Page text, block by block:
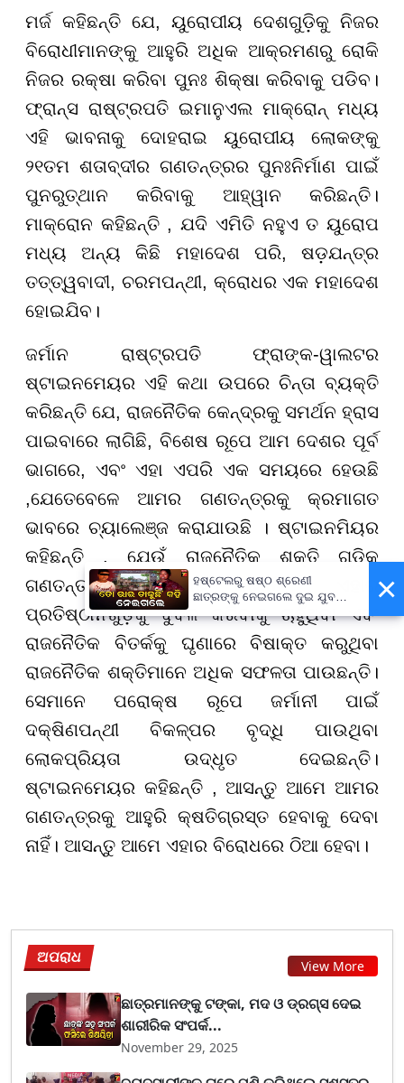
ମର୍ଜ କହିଛନ୍ତି ଯେ, ୟୁରୋପୀୟ ଦେଶଗୁଡ଼ିକୁ ନିଜର
ବିରୋଧୀମାନଙ୍କୁ ଆହୁରି ଅଧିକ ଆକ୍ରମଣରୁ ରୋକି
ନିଜର ରକ୍ଷା କରିବା ପୁନଃ ଶିକ୍ଷା କରିବାକୁ ପଡିବ।
ଫ୍ରାନ୍ସ ରାଷ୍ଟ୍ରପତି ଇମାନୁଏଲ ମାକ୍ରୋନ୍‌ ମଧ୍ୟ
ଏହି ଭାବନାକୁ ଦୋହରାଇ ୟୁରୋପୀୟ ଲୋକଙ୍କୁ
୨୧ତମ ଶତାବ୍ଦୀର ଗଣତନ୍ତ୍ରର ପୁନଃନିର୍ମାଣ ପାଇଁ
ପୁନରୁତ୍ଥାନ କରିବାକୁ ଆହ୍ୱାନ କରିଛନ୍ତି।
ମାକ୍ରୋନ କହିଛନ୍ତି , ଯଦି ଏମିତି ନହୁଏ ତ ୟୁରୋପ
ମଧ୍ୟ ଅନ୍ୟ କିଛି ମହାଦେଶ ପରି, ଷଡ଼ଯନ୍ତ୍ର
ତତ୍ତ୍ୱବାଦୀ, ଚରମପନ୍ଥୀ, କ୍ରୋଧର ଏକ ମହାଦେଶ
ହୋଇଯିବ।
ଜର୍ମାନ ରାଷ୍ଟ୍ରପତି ଫ୍ରାଙ୍କ-ୱାଲଟର
ଷ୍ଟାଇନମେୟର ଏହି କଥା ଉପରେ ଚିନ୍ତା ବ୍ୟକ୍ତି
କରିଛନ୍ତି ଯେ, ରାଜନୈତିକ କେନ୍ଦ୍ରକୁ ସମର୍ଥନ ହ୍ରାସ
ପାଇବାରେ ଲାଗିଛି, ବିଶେଷ ରୂପେ ଆମ ଦେଶର ପୂର୍ବ
ଭାଗରେ, ଏବଂ ଏହା ଏପରି ଏକ ସମୟରେ ହେଉଛି
,ଯେତେବେଳେ ଆମର ଗଣତନ୍ତ୍ରକୁ କ୍ରମାଗତ
ଭାବରେ ଚ୍ୟାଲେଞ୍ଜ କରାଯାଉଛି । ଷ୍ଟାଇନମିୟର
କହିଛନ୍ତି , ଯେଉଁ ରାଜନୈତିକ ଶକ୍ତି ଗୁଡ଼ିକ
ଗଣତନ୍ତ୍ରର ତିରସ୍କାର କରନ୍ତି , ଏହାର
ପ୍ରତିଷ୍ଠାନଗୁଡ଼ିକୁ ଦୁର୍ବଳ କରିବାକୁ ଚାହୁଁଥିବା ଏବଂ
ରାଜନୈତିକ ବିତର୍କକୁ ଘୃଣାରେ ବିଷାକ୍ତ କରୁଥିବା
ରାଜନୈତିକ ଶକ୍ତିମାନେ ଅଧିକ ସଫଳତା ପାଉଛନ୍ତି।
ସେମାନେ ପରୋକ୍ଷ ରୂପେ ଜର୍ମାନୀ ପାଇଁ
ଦକ୍ଷିଣପନ୍ଥୀ ବିକଳ୍ପର ବୃଦ୍ଧି ପାଉଥିବା
ଲୋକପ୍ରିୟତା ଉଦ୍ଧୃତ ଦେଇଛନ୍ତି।
ଷ୍ଟାଇନମେୟର କହିଛନ୍ତି , ଆସନ୍ତୁ ଆମେ ଆମର
ଗଣତନ୍ତ୍ରକୁ ଆହୁରି କ୍ଷତିଗ୍ରସ୍ତ ହେବାକୁ ଦେବା
ନାହିଁ। ଆସନ୍ତୁ ଆମେ ଏହାର ବିରୋଧରେ ଠିଆ ହେବା।
ଅପରାଧ View More
ଛାତ୍ରମାନଙ୍କୁ ଟଙ୍କା, ମଦ ଓ ଡ୍ରଗ୍ସ ଦେଇ
ଶାରୀରିକ ସଂପର୍କ...
November 29, 2025
×
ହଷ୍ଟେଲରୁ ଷଷ୍ଠ ଶ୍ରେଣୀ
ଛାତ୍ରଙ୍କୁ ନେଇଗଲେ ଦୁଇ ଯୁବକ,
ପୁଅକୁ ଖୋଜି ଆଣିବାକୁ ମାଆଙ୍କ